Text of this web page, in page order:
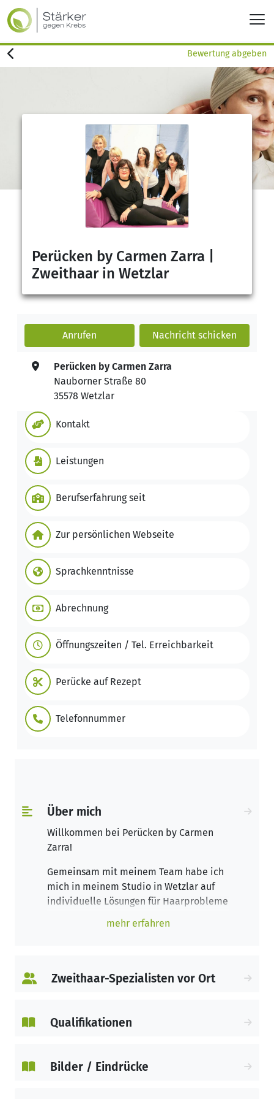
Bewertung abgeben
Perücken by Carmen Zarra |
Zweithaar in Wetzlar
Anrufen Nachricht schicken
Perücken by Carmen Zarra
Nauborner Straße 80
35578 Wetzlar
Kontakt
Leistungen
Berufserfahrung seit
Zur persönlichen Webseite
Sprachkenntnisse
Abrechnung
Öffnungszeiten / Tel. Erreichbarkeit
Perücke auf Rezept
Telefonnummer
Über mich
Willkommen bei Perücken by Carmen
Zarra!
Gemeinsam mit meinem Team habe ich
mich in meinem Studio in Wetzlar auf
individuelle Lösungen für Haarprobleme
erfahrenen Mitarbeiterinnen aus
um Ihnen zu helfen, IhrSelbstvertrauen
Bei uns steht dieindividuelle Beratung
Wünsche und Anliegen zu besprechen
mehr erfahren
Zweithaar-Spezialisten vor Ort
Qualifikationen
Bilder / Eindrücke